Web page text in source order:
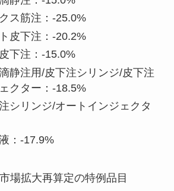
ス筋注：-25.0%
皮下注：-20.2%
下注：-15.0%
静注用/皮下注シリンジ/皮下注
クター：-18.5%
シリンジ/オートインジェクタ
：-17.9%
場拡大再算定の特例品目